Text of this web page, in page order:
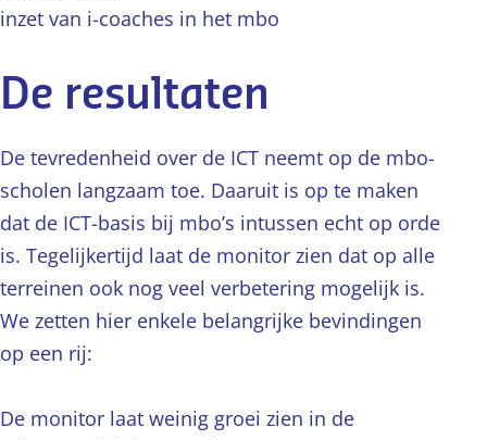
inzet van i-coaches in het mbo
De resultaten
De tevredenheid over de ICT neemt op de mbo-
scholen langzaam toe. Daaruit is op te maken
dat de ICT-basis bij mbo’s intussen echt op orde
is. Tegelijkertijd laat de monitor zien dat op alle
terreinen ook nog veel verbetering mogelijk is.
We zetten hier enkele belangrijke bevindingen
op een rij:
De monitor laat weinig groei zien in de